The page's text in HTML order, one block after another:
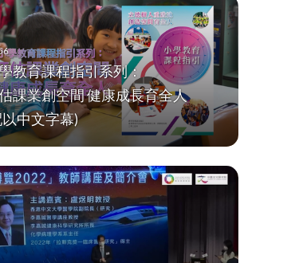
教育課程指引系列：
課業創空間 健康成長育全人
中文字幕)